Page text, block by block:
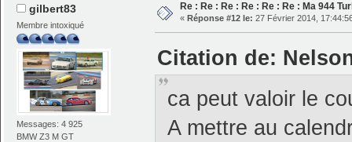
gilbert83
Membre intoxiqué
Messages: 4 925
BMW Z3 M GT
Re : Re : Re : Re : Re : Re : Ma 944
« Réponse #12 le: 27 Février 2014,
Citation de:
ca peut valoir le
A mettre au